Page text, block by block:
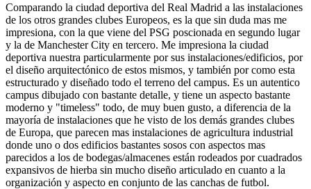
Comparando la ciudad deportiva del Real Madrid a las instalaciones
de los otros grandes clubes Europeos, es la que sin duda mas me
impresiona, con la que viene del PSG poscionada en segundo lugar
y la de Manchester City en tercero. Me impresiona la ciudad
deportiva nuestra particularmente por sus instalaciones/edificios, por
el diseño arquitectónico de estos mismos, y también por como esta
estructurado y diseñado todo el terreno del campus. Es un autentico
campus dibujado con bastante detalle, y tiene un aspecto bastante
moderno y "timeless" todo, de muy buen gusto, a diferencia de la
mayoría de instalaciones que he visto de los demás grandes clubes
de Europa, que parecen mas instalaciones de agricultura industrial
donde uno o dos edificios bastantes sosos con aspectos mas
parecidos a los de bodegas/almacenes están rodeados por cuadrados
expansivos de hierba sin mucho diseño articulado en cuanto a la
organización y aspecto en conjunto de las canchas de futbol.